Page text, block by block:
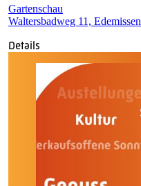
Gartenschau
Waltersbadweg 11, Edemissen
Details